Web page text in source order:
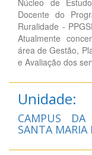
Docente do
Ruralidade -
Atualmente
área de Gestão,
e Avaliação dos
Unidade:
CAMPUS DA
SANTA MARIA